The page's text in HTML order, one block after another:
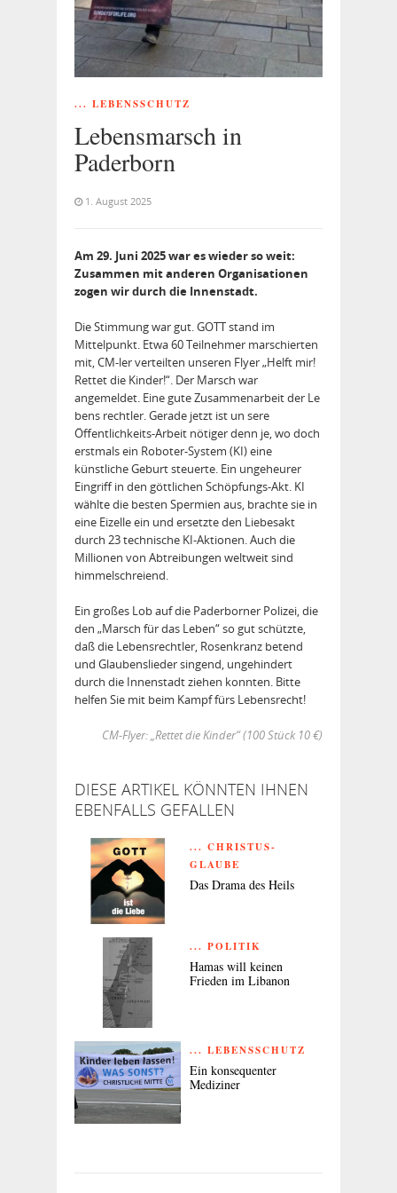
... LEBENSSCHUTZ
Lebensmarsch in
Paderborn
1. August 2025
Am 29. Juni 2025 war es wieder so weit:
Zusammen mit anderen Organisationen
zogen wir durch die Innenstadt.
Die Stimmung war gut. GOTT stand im
Mittelpunkt. Etwa 60 Teilnehmer marschierten
mit, CM‐ler verteilten unseren Flyer „Helft mir!
Rettet die Kinder!“. Der Marsch war
angemeldet. Eine gute Zusammenarbeit der Le
bens rechtler. Gerade jetzt ist un sere
Öffentlichkeits‐Arbeit nötiger denn je, wo doch
erstmals ein Roboter‐System (KI) eine
künstliche Geburt steuerte. Ein ungeheurer
Eingriff in den göttlichen Schöpfungs‐Akt. KI
wählte die besten Spermien aus, brachte sie in
eine Eizelle ein und ersetzte den Liebesakt
durch 23 technische KI‐Aktionen. Auch die
Millionen von Abtreibungen weltweit sind
himmelschreiend.
Ein großes Lob auf die Paderborner Polizei, die
den „Marsch für das Leben“ so gut schützte,
daß die Lebensrechtler, Rosenkranz betend
und Glaubenslieder singend, ungehindert
durch die Innenstadt ziehen konnten. Bitte
helfen Sie mit beim Kampf fürs Lebensrecht!
CM‐Flyer: „Rettet die Kinder“ (100 Stück 10 €)
DIESE ARTIKEL KÖNNTEN IHNEN
EBENFALLS GEFALLEN
... CHRISTUS-
GLAUBE
Das Drama des Heils
... POLITIK
Hamas will keinen
Frieden im Libanon
... LEBENSSCHUTZ
Ein konsequenter
Mediziner